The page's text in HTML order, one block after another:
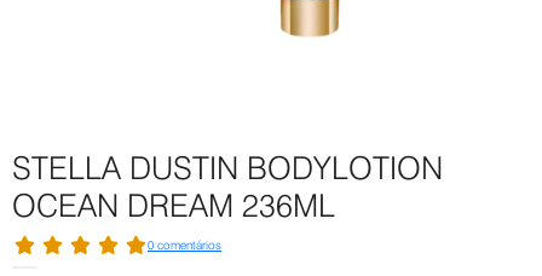
STELLA DUSTIN BODYLOTION
OCEAN DREAM 236ML
0 comentários